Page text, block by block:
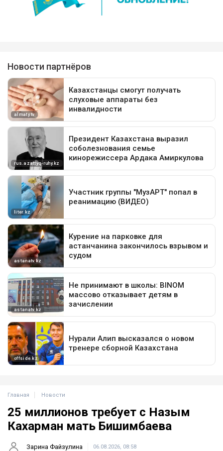
Главная Новости
25 миллионов требует с Назым
Кахарман мать Бишимбаева
Зарина Файзулина 06.08.2026, 08:58